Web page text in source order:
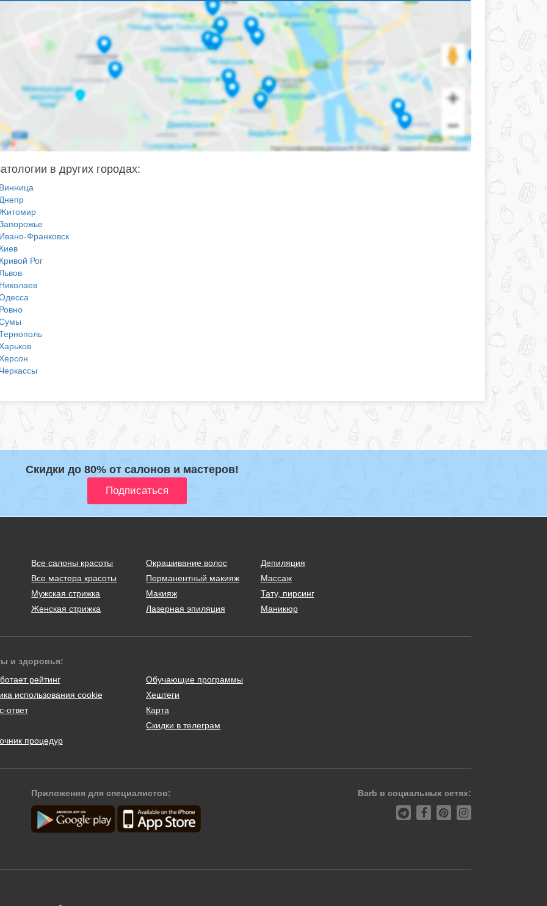
в других городах:
Франковск
Рог
Скидки до 80% от салонов и мастеров!
Все салоны красоты
Все мастера красоты
Мужская стрижка
Женская стрижка
Окрашивание волос
Перманентный макияж
Макияж
Лазерная эпиляция
Депиляция
Массаж
Тату, пирсинг
Маникюр
и здоровья:
рейтинг
использования cookie
ответ
процедур
Обучающие программы
Хештеги
Карта
Скидки в телеграм
Приложения для специалистов: Barb в социальных сетях: